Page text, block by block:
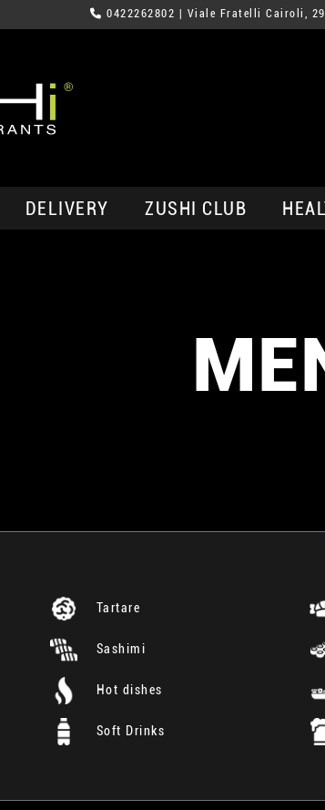
0422262802 | Viale Fratelli Cairoli,
DELIVERY ZUSHI CLUB
Tartare
Sashimi
Hot dishes
Soft Drinks